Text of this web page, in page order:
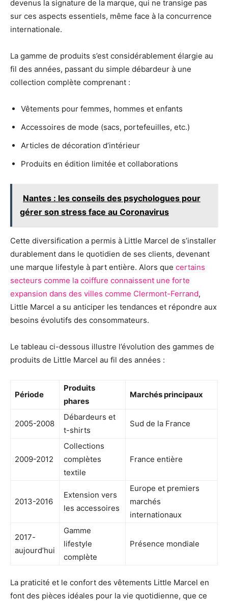
devenus la signature de la marque, qui ne transige pas
sur ces aspects essentiels, même face à la concurrence
internationale.
La gamme de produits s’est considérablement élargie au
fil des années, passant du simple débardeur à une
collection complète comprenant :
Vêtements pour femmes, hommes et enfants
Accessoires de mode (sacs, portefeuilles, etc.)
Articles de décoration d’intérieur
Produits en édition limitée et collaborations
Nantes : les conseils des psychologues pour
gérer son stress face au Coronavirus
Cette diversification a permis à Little Marcel de s’installer
durablement dans le quotidien de ses clients, devenant
une marque lifestyle à part entière. Alors que certains
secteurs comme la coiffure connaissent une forte
expansion dans des villes comme Clermont-Ferrand,
Little Marcel a su anticiper les tendances et répondre aux
besoins évolutifs des consommateurs.
Le tableau ci-dessous illustre l’évolution des gammes de
produits de Little Marcel au fil des années :
Période
Produits
phares
Marchés principaux
2005-2008
Débardeurs et
t-shirts
Sud de la France
2009-2012
Collections
complètes
textile
France entière
2013-2016
Extension vers
les accessoires
Europe et premiers
marchés
internationaux
2017-
aujourd’hui
Gamme
lifestyle
complète
Présence mondiale
La praticité et le confort des vêtements Little Marcel en
font des pièces idéales pour la vie quotidienne, que ce